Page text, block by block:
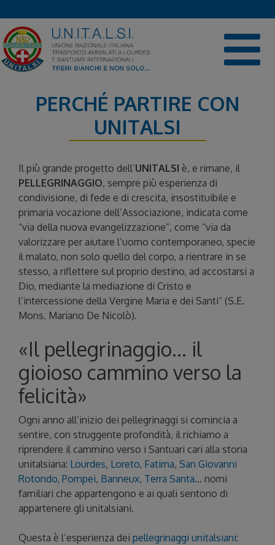
to
content
PERCHÉ PARTIRE CON
UNITALSI
Il più grande progetto dell’UNITALSI è, e rimane, il
PELLEGRINAGGIO, sempre più esperienza di
condivisione, di fede e di crescita, insostituibile e
primaria vocazione dell’Associazione, indicata come
“via della nuova evangelizzazione”, come “via da
valorizzare per aiutare l’uomo contemporaneo, specie
il malato, non solo quello del corpo, a rientrare in se
stesso, a riflettere sul proprio destino, ad accostarsi a
Dio, mediante la mediazione di Cristo e
l’intercessione della Vergine Maria e dei Santi” (S.E.
Mons. Mariano De Nicolò).
«Il pellegrinaggio… il
gioioso cammino verso la
felicità»
Ogni anno all’inizio dei pellegrinaggi si comincia a
sentire, con struggente profondità, il richiamo a
riprendere il cammino verso i Santuari cari alla storia
unitalsiana: Lourdes, Loreto, Fatima,San Giovanni
Rotondo,Pompei, Banneux, Terra Santa… nomi
familiari che appartengono e ai quali sentono di
appartenere gli unitalsiani.
Questa è l’esperienza deipellegrinaggi unitalsiani: